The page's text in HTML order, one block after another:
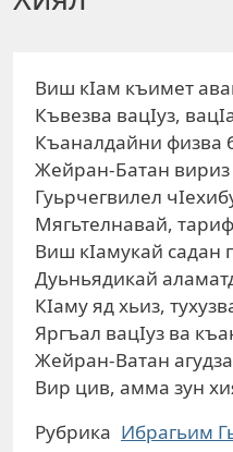
Виш кIам къимет
Къвезва вацIуз,
Къаналдайни физва
Жейран-Батан вириз
Гуьрчегвилел
Мягьтелнавай,
Виш кIамукай садан
Дуьньядикай
КIаму яд хьиз,
Яргъал вацIуз ва
Жейран-Ватан
Вир цив, амма зун
Рубрика Ибрагьим